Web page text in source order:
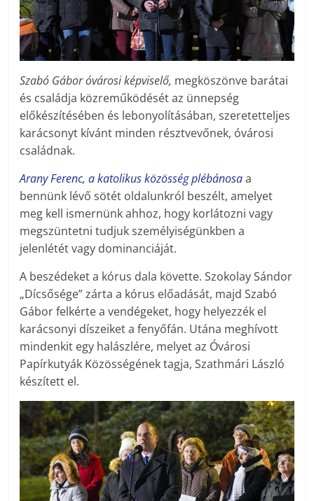
Szabó Gábor óvárosi képviselő, megköszönve barátai
és családja közreműködését az ünnepség
előkészítésében és lebonyolításában, szeretetteljes
karácsonyt kívánt minden résztvevőnek, óvárosi
családnak.
Arany Ferenc, a katolikus közösség plébánosaa
bennünk lévő sötét oldalunkról beszélt, amelyet
meg kell ismernünk ahhoz, hogy korlátozni vagy
megszüntetni tudjuk személyiségünkben a
jelenlétét vagy dominanciáját.
A beszédeket a kórus dala követte. Szokolay Sándor
„Dícsősége” zárta a kórus előadását, majd Szabó
Gábor felkérte a vendégeket, hogy helyezzék el
karácsonyi díszeiket a fenyőfán. Utána meghívott
mindenkit egy halászlére, melyet az Óvárosi
Papírkutyák Közösségének tagja, Szathmári László
készített el.